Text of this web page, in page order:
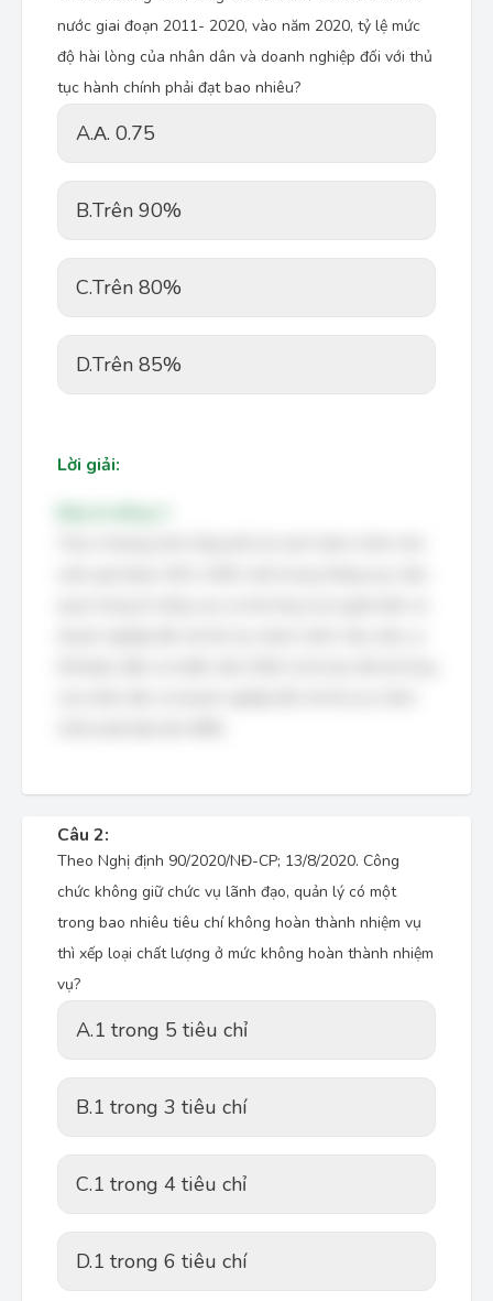
nước giai đoạn 2011- 2020, vào năm 2020, tỷ lệ mức
độ hài lòng của nhân dân và doanh nghiệp đối với thủ
tục hành chính phải đạt bao nhiêu?
A.Α. 0.75
B.Trên 90%
C.Trên 80%
D.Trên 85%
Lời giải:
Câu 2:
Theo Nghị định 90/2020/NĐ-CP; 13/8/2020. Công
chức không giữ chức vụ lãnh đạo, quản lý có một
trong bao nhiêu tiêu chí không hoàn thành nhiệm vụ
thì xếp loại chất lượng ở mức không hoàn thành nhiệm
vụ?
A.1 trong 5 tiêu chỉ
B.1 trong 3 tiêu chí
C.1 trong 4 tiêu chỉ
D.1 trong 6 tiêu chí